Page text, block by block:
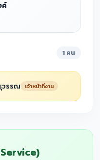
ค์
1 คน
วรรณ เจ้าหน้าที่งาน